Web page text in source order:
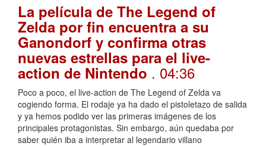
La película de The Legend of
Zelda por fin encuentra a su
Ganondorf y confirma otras
nuevas estrellas para el live-
action de Nintendo . 04:36
Poco a poco, el live-action de The Legend of Zelda va
cogiendo forma. El rodaje ya ha dado el pistoletazo de salida
y ya hemos podido ver las primeras imágenes de los
principales protagonistas. Sin embargo, aún quedaba por
saber quién iba a interpretar al legendario villano